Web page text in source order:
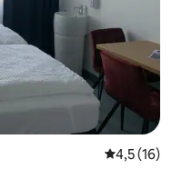
4,5 de uma
4,5 (16)